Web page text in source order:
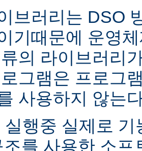
브러리는 DSO
기때문에 운영
의 라이브러리
그램은 프로그
사용하지 않는
실행중 실제로
조를 사용한 소